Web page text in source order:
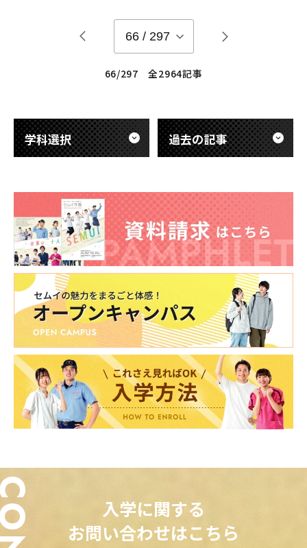
した。 事故などで顎を骨折した場合、自身の身体の骨の一部
66 / 297
66/297 全2964記事
学科選択 過去の記事
入学に関する
お問い合わせはこちら